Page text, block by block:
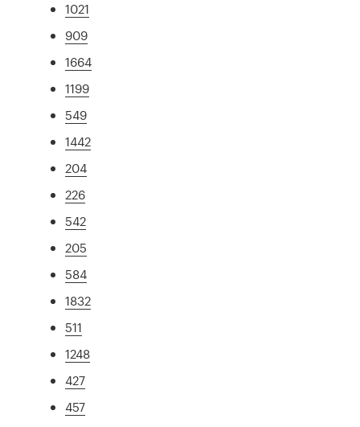
1021
909
1664
1199
549
1442
204
226
542
205
584
1832
511
1248
427
457